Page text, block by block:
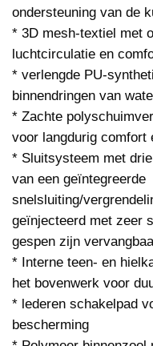
ondersteuning van de
* 3D mesh-textiel met
luchtcirculatie en
* verlengde PU-
binnendringen van
* Zachte
voor langdurig comfort
* Sluitsysteem met
van een geïntegreerde
snelsluiting/
geïnjecteerd met zeer
gespen zijn
* Interne teen- en
het bovenwerk voor
* lederen schakelpad
bescherming